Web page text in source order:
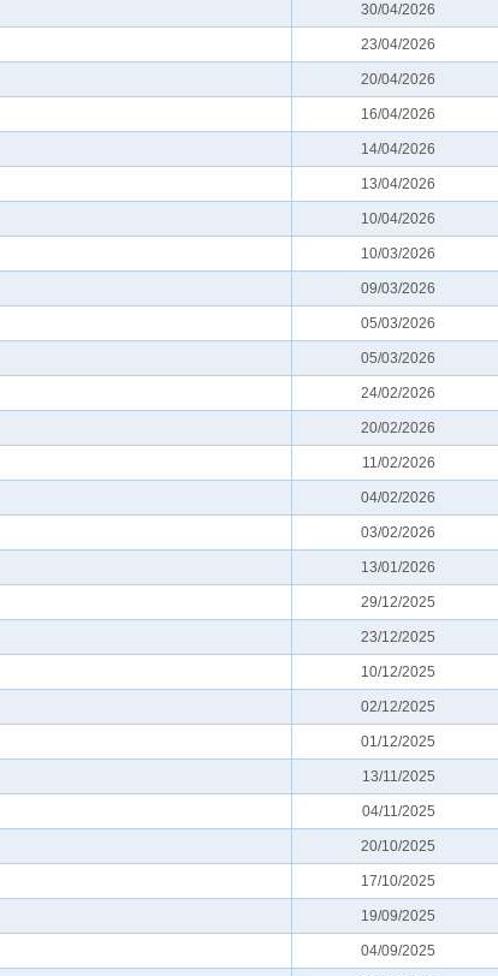
30/04/2026
23/04/2026
20/04/2026
16/04/2026
14/04/2026
13/04/2026
10/04/2026
10/03/2026
09/03/2026
05/03/2026
05/03/2026
24/02/2026
20/02/2026
11/02/2026
04/02/2026
03/02/2026
13/01/2026
29/12/2025
23/12/2025
10/12/2025
02/12/2025
01/12/2025
13/11/2025
04/11/2025
20/10/2025
17/10/2025
19/09/2025
04/09/2025